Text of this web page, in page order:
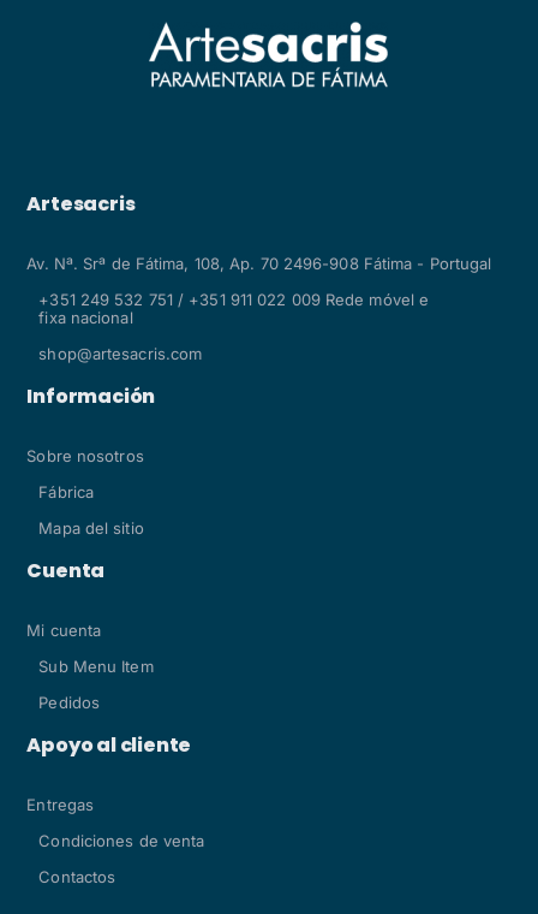
Artesacris
Av. Nª. Srª de Fátima, 108, Ap. 70 2496-908 Fátima - Portugal
+351 249 532 751 / +351 911 022 009 Rede móvel e
fixa nacional
shop@artesacris.com
Información
Sobre nosotros
Fábrica
Mapa del sitio
Cuenta
Mi cuenta
Sub Menu Item
Pedidos
Apoyo al cliente
Entregas
Condiciones de venta
Contactos